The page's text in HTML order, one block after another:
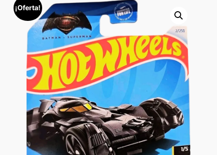
¡Oferta!